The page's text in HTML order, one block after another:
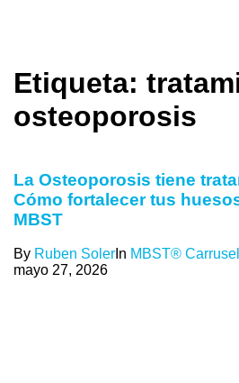
Etiqueta:
osteoporosis
La Osteoporosis tiene
Cómo fortalecer tus
MBST
By Ruben Soler In MBST® Carrusel
mayo 27, 2026